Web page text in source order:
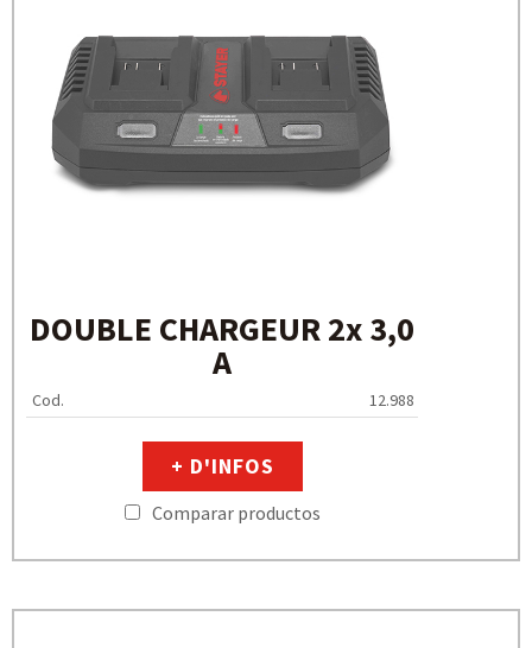
DOUBLE CHARGEUR 2x 3,0
A
Cod. 12.988
+ D'INFOS
Comparar productos